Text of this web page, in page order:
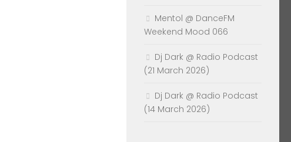
Mentol @ DanceFM
Weekend Mood 066
Dj Dark @ Radio Podcast
(21 March 2026)
Dj Dark @ Radio Podcast
(14 March 2026)